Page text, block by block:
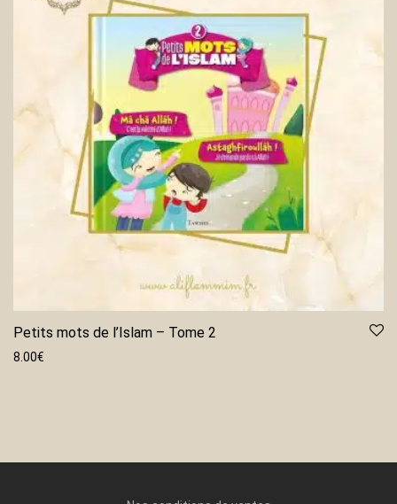
Petits mots de l’Islam – Tome 2
8.00€